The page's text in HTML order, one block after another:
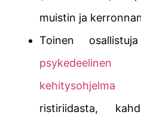
muistin ja
Toinen
kehitysohjelma
ristiriidasta,